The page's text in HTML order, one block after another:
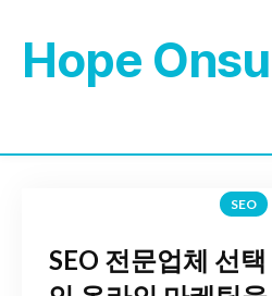
Hope
SEO
SEO 전문업체 선